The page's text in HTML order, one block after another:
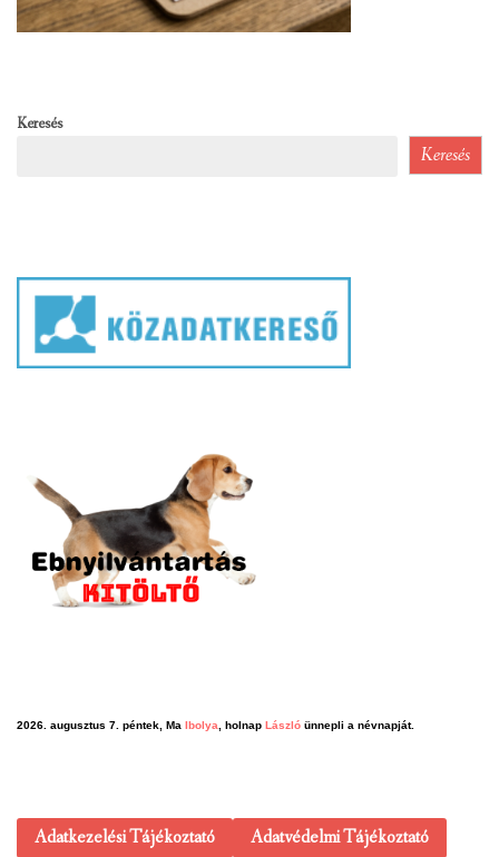
Keresés
Keresés
2026. augusztus 7. péntek, Ma Ibolya, holnap László ünnepli a névnapját.
Adatkezelési Tájékoztató Adatvédelmi Tájékoztató